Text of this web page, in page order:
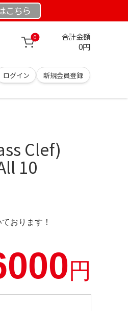
こちら
0 合計金額
0円
ログイン 新規会員登録
Clef)
10
おります！
円